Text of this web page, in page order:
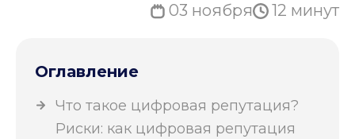
03 ноября 12 минут
Оглавление
Что такое цифровая репутация?
Риски: как цифровая репутация